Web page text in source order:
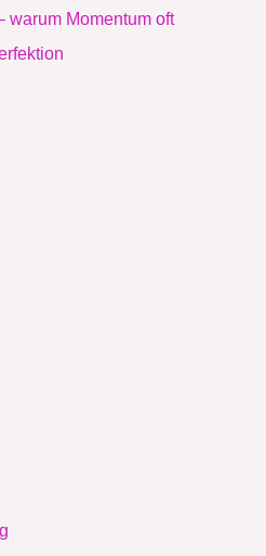
warum Momentum oft